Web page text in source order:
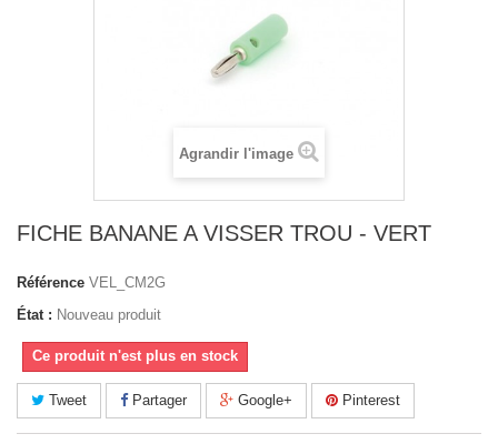
Agrandir l'image
FICHE BANANE A VISSER TROU - VERT
Référence VEL_CM2G
État : Nouveau produit
Ce produit n'est plus en stock
Tweet Partager Google+ Pinterest